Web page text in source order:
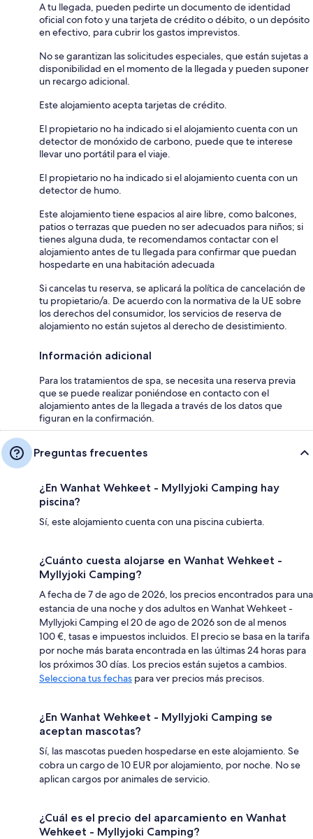
A tu llegada, pueden pedirte un documento de identidad
oficial con foto y una tarjeta de crédito o débito, o un depósito
en efectivo, para cubrir los gastos imprevistos.
No se garantizan las solicitudes especiales, que están sujetas a
disponibilidad en el momento de la llegada y pueden suponer
un recargo adicional.
Este alojamiento acepta tarjetas de crédito.
El propietario no ha indicado si el alojamiento cuenta con un
detector de monóxido de carbono, puede que te interese
llevar uno portátil para el viaje.
El propietario no ha indicado si el alojamiento cuenta con un
detector de humo.
Este alojamiento tiene espacios al aire libre, como balcones,
patios o terrazas que pueden no ser adecuados para niños; si
tienes alguna duda, te recomendamos contactar con el
alojamiento antes de tu llegada para confirmar que puedan
hospedarte en una habitación adecuada
Si cancelas tu reserva, se aplicará la política de cancelación de
tu propietario/a. De acuerdo con la normativa de la UE sobre
los derechos del consumidor, los servicios de reserva de
alojamiento no están sujetos al derecho de desistimiento.
Información adicional
Para los tratamientos de spa, se necesita una reserva previa
que se puede realizar poniéndose en contacto con el
alojamiento antes de la llegada a través de los datos que
figuran en la confirmación.
Preguntas frecuentes
¿En Wanhat Wehkeet - Myllyjoki Camping hay
piscina?
Sí, este alojamiento cuenta con una piscina cubierta.
¿Cuánto cuesta alojarse en Wanhat Wehkeet -
Myllyjoki Camping?
A fecha de 7 de ago de 2026, los precios encontrados para una
estancia de una noche y dos adultos en Wanhat Wehkeet -
Myllyjoki Camping el 20 de ago de 2026 son de al menos
100 €, tasas e impuestos incluidos. El precio se basa en la tarifa
por noche más barata encontrada en las últimas 24 horas para
los próximos 30 días. Los precios están sujetos a cambios.
Selecciona tus fechas para ver precios más precisos.
¿En Wanhat Wehkeet - Myllyjoki Camping se
aceptan mascotas?
Sí, las mascotas pueden hospedarse en este alojamiento. Se
cobra un cargo de 10 EUR por alojamiento, por noche. No se
aplican cargos por animales de servicio.
¿Cuál es el precio del aparcamiento en Wanhat
Wehkeet - Myllyjoki Camping?